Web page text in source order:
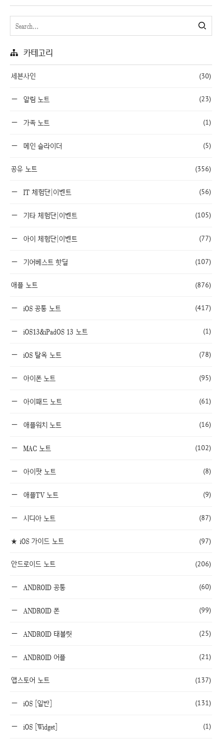
카테고리
세븐사인 (30)
알림 노트 (23)
가족 노트 (1)
메인 슬라이더 (5)
공유 노트 (356)
IT 체험단|이벤트 (56)
기타 체험단|이벤트 (105)
아이 체험단|이벤트 (77)
기어베스트 핫딜 (107)
애플 노트 (876)
iOS 공통 노트 (417)
iOS13&iPadOS 13 노트 (1)
iOS 탈옥 노트 (78)
아이폰 노트 (95)
아이패드 노트 (61)
애플워치 노트 (16)
MAC 노트 (102)
아이팟 노트 (8)
애플TV 노트 (9)
시디아 노트 (87)
★ iOS 가이드 노트 (97)
안드로이드 노트 (206)
ANDROID 공통 (60)
ANDROID 폰 (99)
ANDROID 태블릿 (25)
ANDROID 어플 (21)
앱스토어 노트 (137)
iOS [일반] (131)
iOS [Widget] (1)